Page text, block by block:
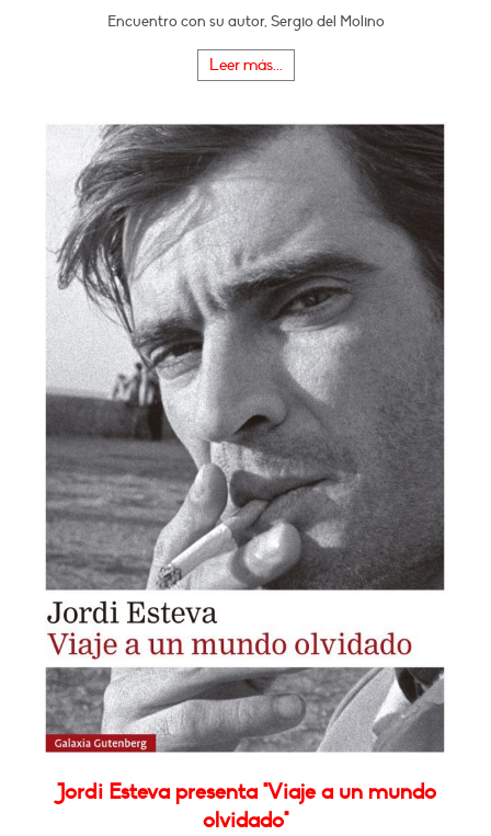
Encuentro con su autor, Sergio del Molino
Leer más...
Jordi Esteva presenta "Viaje a un mundo
olvidado"